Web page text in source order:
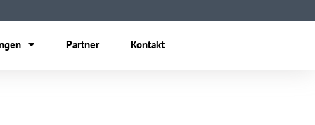
Partner Kontakt